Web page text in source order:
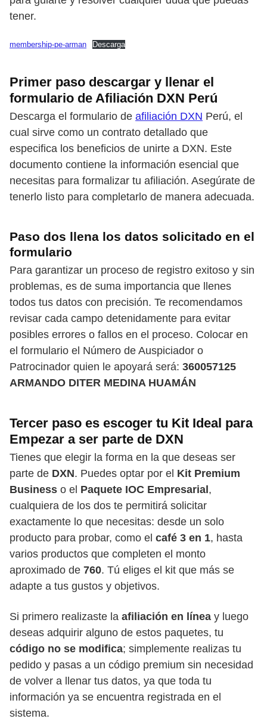
tener.
membership-pe-arman Descarga
Primer paso descargar y llenar el
formulario de Afiliación DXN Perú
Descarga el formulario de afiliación DXN Perú, el
cual sirve como un contrato detallado que
especifica los beneficios de unirte a DXN. Este
documento contiene la información esencial que
necesitas para formalizar tu afiliación. Asegúrate de
tenerlo listo para completarlo de manera adecuada.
Paso dos llena los datos solicitado en el
formulario
Para garantizar un proceso de registro exitoso y sin
problemas, es de suma importancia que llenes
todos tus datos con precisión. Te recomendamos
revisar cada campo detenidamente para evitar
posibles errores o fallos en el proceso. Colocar en
el formulario el Número de Auspiciador o
Patrocinador quien le apoyará será: 360057125
ARMANDO DITER MEDINA HUAMÁN
Tercer paso es escoger tu Kit Ideal para
Empezar a ser parte de DXN
Tienes que elegir la forma en la que deseas ser
parte de DXN. Puedes optar por el Kit Premium
Business o el Paquete IOC Empresarial ,
cualquiera de los dos te permitirá solicitar
exactamente lo que necesitas: desde un solo
producto para probar, como el café 3 en 1, hasta
varios productos que completen el monto
aproximado de 760. Tú eliges el kit que más se
adapte a tus gustos y objetivos.
Si primero realizaste la afiliación en línea y luego
deseas adquirir alguno de estos paquetes, tu
código no se modifica; simplemente realizas tu
pedido y pasas a un código premium sin necesidad
de volver a llenar tus datos, ya que toda tu
información ya se encuentra registrada en el
sistema.